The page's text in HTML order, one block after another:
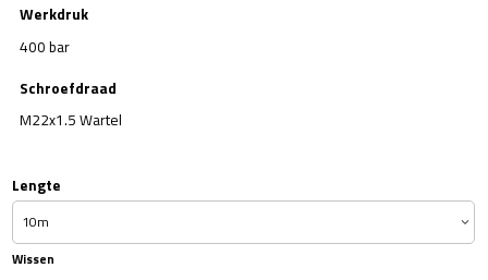
Werkdruk
400 bar
Schroefdraad
M22x1.5 Wartel
Lengte
Wissen